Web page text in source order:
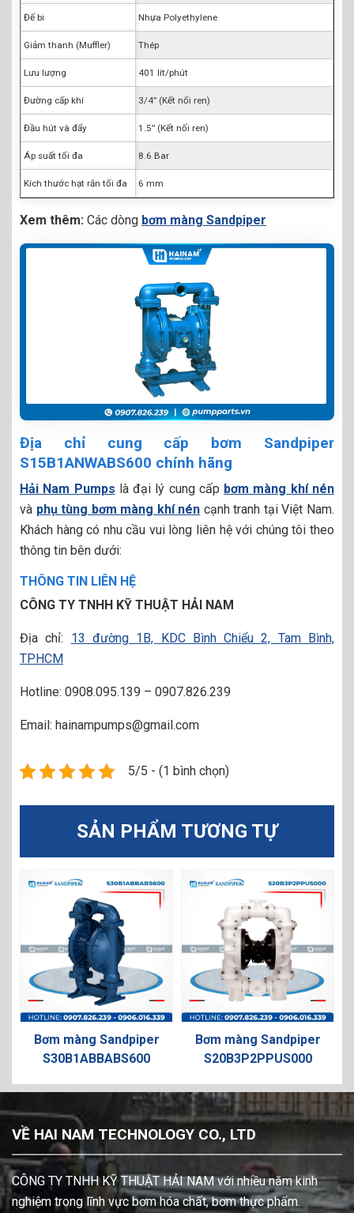
Đế bi Nhựa Polyethylene
Giảm thanh (Muffler) Thép
Lưu lượng 401 lít/phút
Đường cấp khí 3/4” (Kết nối ren)
Đầu hút và đẩy 1.5” (Kết nối ren)
Áp suất tối đa 8.6 Bar
Kích thước hạt rắn tối đa 6 mm
Xem thêm: Các dòng bơm màng Sandpiper
Địa chỉ cung cấp bơm Sandpiper
S15B1ANWABS600 chính hãng
Hải Nam Pumps là đại lý cung cấp bơm màng khí nén
và phụ tùng bơm màng khí nén cạnh tranh tại Việt Nam.
Khách hàng có nhu cầu vui lòng liên hệ với chúng tôi theo
thông tin bên dưới:
THÔNG TIN LIÊN HỆ
CÔNG TY TNHH KỸ THUẬT HẢI NAM
Địa chỉ: 13 đường 1B, KDC Bình Chiểu 2, Tam Bình,
TPHCM
Hotline: 0908.095.139 – 0907.826.239
Email: hainampumps@gmail.com
5/5 - (1 bình chọn)
SẢN PHẨM TƯƠNG TỰ
Bơm màng Sandpiper
S30B1ABBABS600
Bơm màng Sandpiper
S20B3P2PPUS000
VỀ HAI NAM TECHNOLOGY CO., LTD
CÔNG TY TNHH KỸ THUẬT HẢI NAM với nhiều năm kinh
nghiệm trong lĩnh vực bơm hóa chất, bơm thực phẩm.